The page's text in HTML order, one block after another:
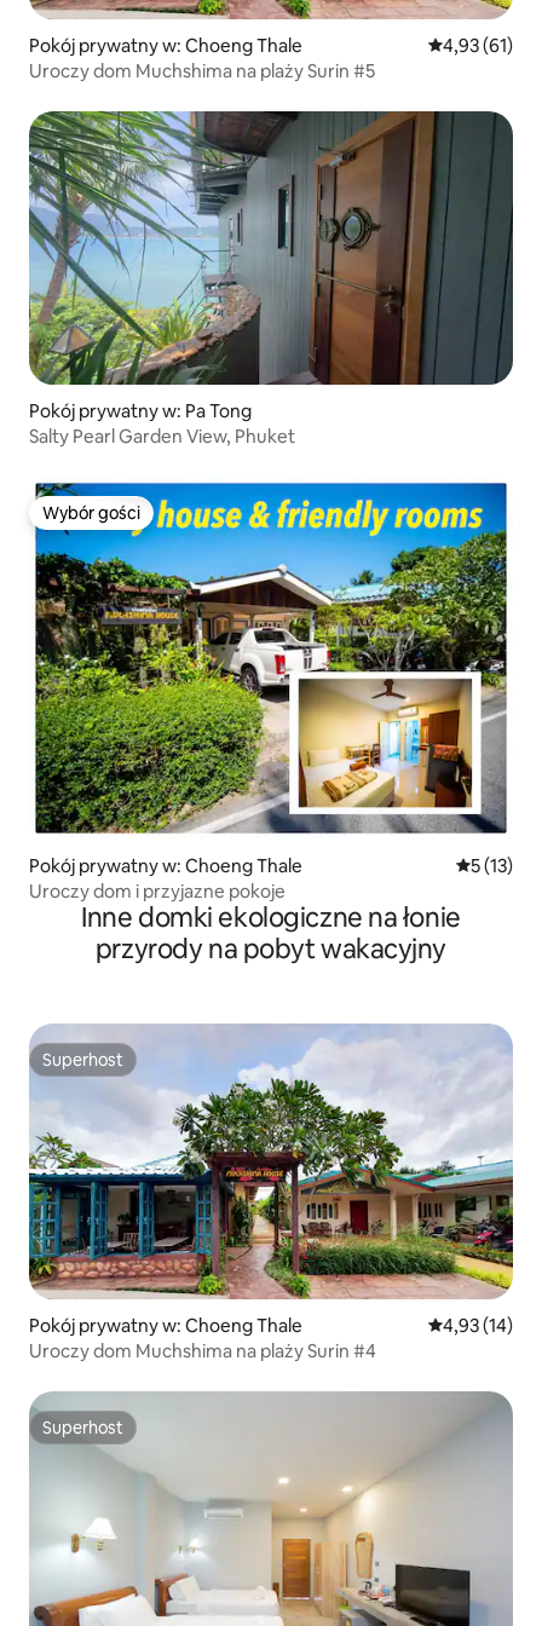
Pokój prywatny w: Choeng Thale Średnia
4,93 (61)
Uroczy dom Muchshima na plaży Surin #5
Pokój prywatny w: Pa Tong
Salty Pearl Garden View, Phuket
Wybór gości
Wybór gości
Pokój prywatny w: Choeng Thale Średnia
5 (13)
Uroczy dom i przyjazne pokoje
Inne domki ekologiczne na łonie
przyrody na pobyt wakacyjny
Superhost
Superhost
Pokój prywatny w: Choeng Thale Średnia
4,93 (14)
Uroczy dom Muchshima na plaży Surin #4
Superhost
Superhost